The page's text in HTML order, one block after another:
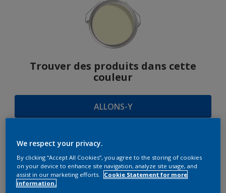
Trouver des produits dans cette
couleur
ALLONS-Y
SUGGESTIONS
D'HARMONIES
We respect your privacy.
By clicking “Accept All Cookies”, you agree to the storing of cookies
on your device to enhance site navigation, analyze site usage, and
assist in our marketing efforts.
Cookie Statement for more
information.